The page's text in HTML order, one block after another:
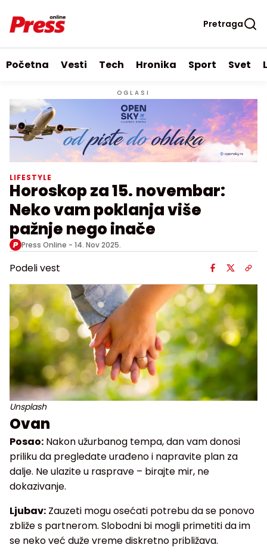
Pretraga
Početna Vesti Tech Hronika Sport Svet
OGLASI
LIFESTYLE
Horoskop za 15. novembar:
Neko vam poklanja više
pažnje nego inače
Press Online - 14. Nov 2025.
Podeli vest
Unsplash
Ovan
Posao: Nakon užurbanog tempa, dan vam donosi
priliku da pregledate urađeno i napravite plan za
dalje. Ne ulazite u rasprave – birajte mir, ne
dokazivanje.
Ljubav: Zauzeti mogu osećati potrebu da se ponovo
zbliže s partnerom. Slobodni bi mogli primetiti da im
se neko već duže vreme diskretno približava.